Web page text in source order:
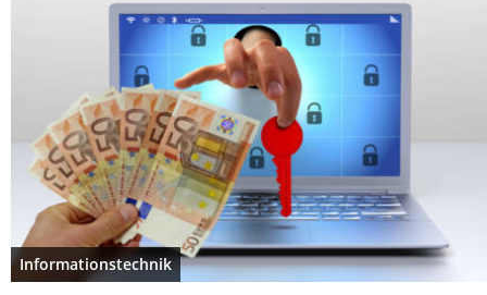
Informationstechnik